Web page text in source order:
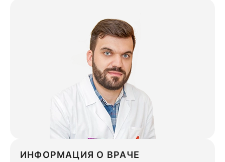
ИНФОРМАЦИЯ О ВРАЧЕ